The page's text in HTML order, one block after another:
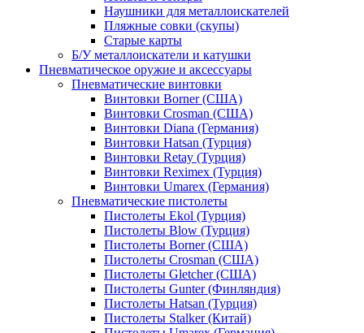
Наушники для металлоискателей
Пляжные совки (скупы)
Старые карты
Б/У металлоискатели и катушки
Пневматическое оружие и аксессуары
Пневматические винтовки
Винтовки Borner (США)
Винтовки Crosman (США)
Винтовки Diana (Германия)
Винтовки Hatsan (Турция)
Винтовки Retay (Турция)
Винтовки Reximex (Турция)
Винтовки Umarex (Германия)
Пневматические пистолеты
Пистолеты Ekol (Турция)
Пистолеты Blow (Турция)
Пистолеты Borner (США)
Пистолеты Crosman (США)
Пистолеты Gletcher (США)
Пистолеты Gunter (Финляндия)
Пистолеты Hatsan (Турция)
Пистолеты Stalker (Китай)